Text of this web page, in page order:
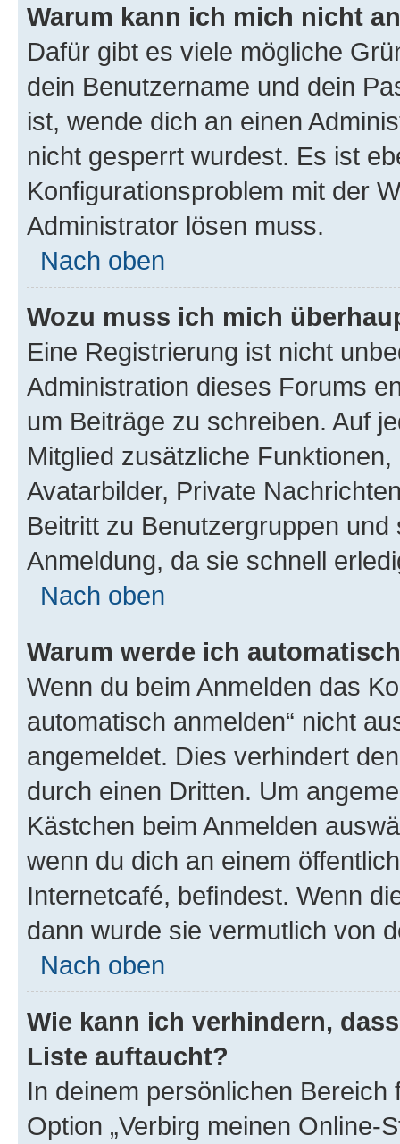
Warum kann ich mich nicht
Dafür gibt es viele mögliche
dein Benutzername und dein
ist, wende dich an einen
nicht gesperrt wurdest. Es ist
Konfigurationsproblem mit der
Administrator lösen muss.
Nach oben
Wozu muss ich mich
Eine Registrierung ist nicht
Administration dieses Forums
um Beiträge zu schreiben. Auf
Mitglied zusätzliche
Avatarbilder, Private
Beitritt zu Benutzergruppen
Anmeldung, da sie schnell
Nach oben
Warum werde ich
Wenn du beim Anmelden das
automatisch anmelden“ nicht
angemeldet. Dies verhindert
durch einen Dritten. Um
Kästchen beim Anmelden
wenn du dich an einem
Internetcafé, befindest. Wenn
dann wurde sie vermutlich von
Nach oben
Wie kann ich verhindern,
Liste auftaucht?
In deinem persönlichen
Option „Verbirg meinen Online-